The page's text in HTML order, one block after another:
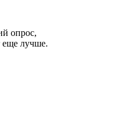
опрос,
еще лучше.